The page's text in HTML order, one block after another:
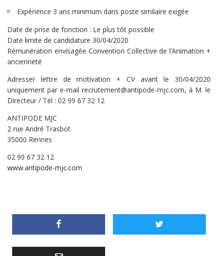
Expérience 3 ans minimum dans poste similaire exigée
Date de prise de fonction : Le plus tôt possible
Date limite de candidature 30/04/2020
Rémunération envisagée Convention Collective de l’Animation +
ancienneté
Adresser lettre de motivation + CV avant le 30/04/2020
uniquement par e-mail recrutement@antipode-mjc.com, à M. le
Directeur / Tél : 02 99 67 32 12
ANTIPODE MJC
2 rue André Trasbot
35000 Rennes
02 99 67 32 12
www.antipode-mjc.com